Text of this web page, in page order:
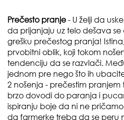
Prečesto pranje- U želji da
da prijanjaju uz telo dešava
grešku prečestog pranja!
prvobitni oblik, koji tokom
tendenciju da se razvlači.
jednom pre nego što ih
2 nošenja - prečestim pranjem
brzo dovodi do paranja i
ispiranju boje da ni ne
da farmerke treba da se peru